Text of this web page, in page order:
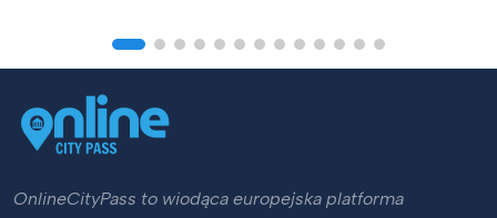
OnlineCityPass to wiodąca europejska platforma